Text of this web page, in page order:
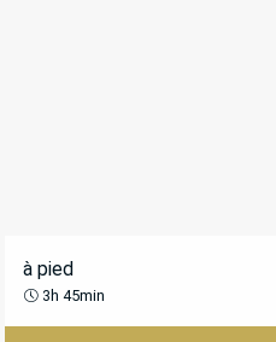
à pied
3h 45min